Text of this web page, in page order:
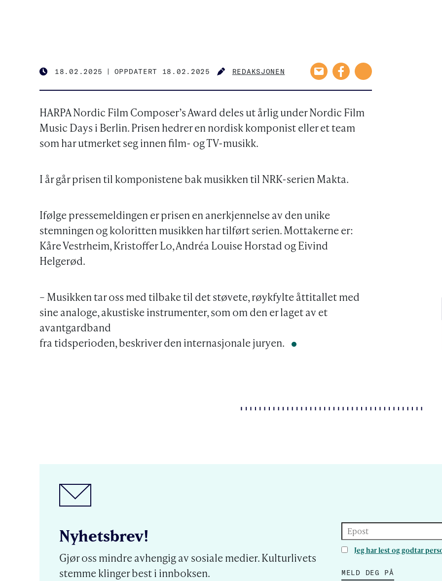
PUBLISHED
18.02.2025 | OPPDATERT 18.02.2025
AUTHOR
REDAKSJONEN
HARPA Nordic Film Composer’s Award deles ut årlig under Nordic Film
Music Days i Berlin. Prisen hedrer en nordisk komponist eller et team
som har utmerket seg innen film- og TV-musikk.
I år går prisen til komponistene bak musikken til NRK-serien Makta.
Ifølge pressemeldingen er prisen en anerkjennelse av den unike
stemningen og koloritten musikken har tilført serien. Mottakerne er:
Kåre Vestrheim, Kristoffer Lo, Andréa Louise Horstad og Eivind
Helgerød.
– Musikken tar oss med tilbake til det støvete, røykfylte åttitallet med
sine analoge, akustiske instrumenter, som om den er laget av et
avantgardband
fra tidsperioden, beskriver den internasjonale juryen.
Nyhetsbrev!
Gjør oss mindre avhengig av sosiale medier. Kulturlivets
stemme klinger best i innboksen.
Epost
Jeg har lest og godtar
MELD DEG PÅ